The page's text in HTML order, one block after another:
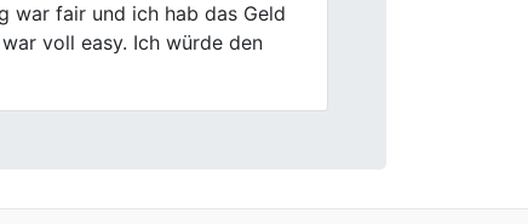
in Schwerte war fair, jedoch